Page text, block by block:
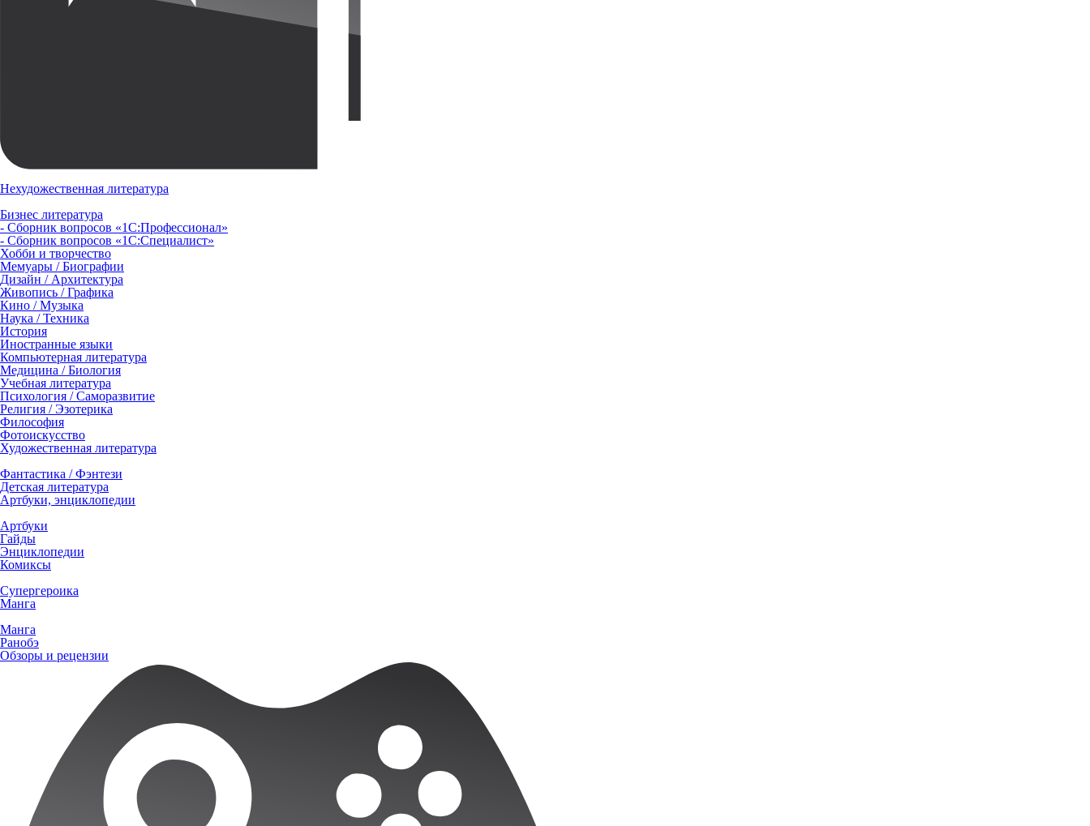
Нехудожественная литература
Бизнес литература
- Сборник вопросов «1С:Профессионал»
- Сборник вопросов «1С:Специалист»
Хобби и творчество
Мемуары / Биографии
Дизайн / Архитектура
Живопись / Графика
Кино / Музыка
Наука / Техника
История
Иностранные языки
Компьютерная литература
Медицина / Биология
Учебная литература
Психология / Саморазвитие
Религия / Эзотерика
Философия
Фотоискусство
Художественная литература
Фантастика / Фэнтези
Детская литература
Артбуки, энциклопедии
Артбуки
Гайды
Энциклопедии
Комиксы
Супергероика
Манга
Манга
Ранобэ
Обзоры и рецензии